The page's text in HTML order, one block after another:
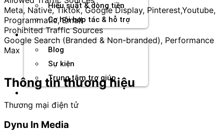
Hiệu suất & dòng tiền
Cơ hội hợp tác & hỗ trợ
Tài nguyên
Blog
Sự kiện
Trung tâm trợ giúp
Chương Trình Creator
Meta, Native, Tiktok, Google Display, Pinterest,Youtube,
Programmatic, Email
Prohibited Traffic Sources
Google Search (Branded & Non-branded), Performance
Max
Thông tin thương hiệu
Thương mại điện tử
Dynu In Media